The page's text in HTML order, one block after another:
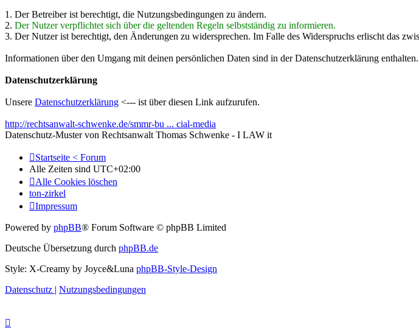
1. Der Betreiber ist berechtigt, die Nutzungsbedingungen zu ändern.
2. Der Nutzer verpflichtet sich über die geltenden Regeln selbstständig zu informieren.
3. Der Nutzer ist berechtigt, den Änderungen zu widersprechen. Im Falle des Widerspruchs erlischt das
Informationen über den Umgang mit deinen persönlichen Daten sind in der Datenschutzerklärung enthalten.
Datenschutzerklärung
Unsere Datenschutzerklärung <--- ist über diesen Link aufzurufen.
http://rechtsanwalt-schwenke.de/smmr-bu ... cial-media
Datenschutz-Muster von Rechtsanwalt Thomas Schwenke - I LAW it
Startseite < Forum
Alle Zeiten sind UTC+02:00
Alle Cookies löschen
ton-zirkel
Impressum
Powered by phpBB® Forum Software © phpBB Limited
Deutsche Übersetzung durch phpBB.de
Style: X-Creamy by Joyce&Luna phpBB-Style-Design
Datenschutz | Nutzungsbedingungen